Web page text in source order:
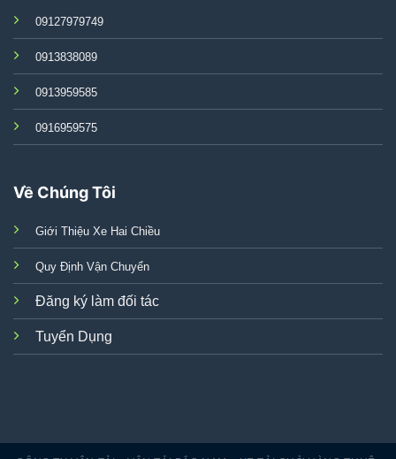
09127979749
0913838089
0913959585
0916959575
Về Chúng Tôi
Giới Thiệu Xe Hai Chiều
Quy Định Vận Chuyển
Đăng ký làm đối tác
Tuyển Dụng